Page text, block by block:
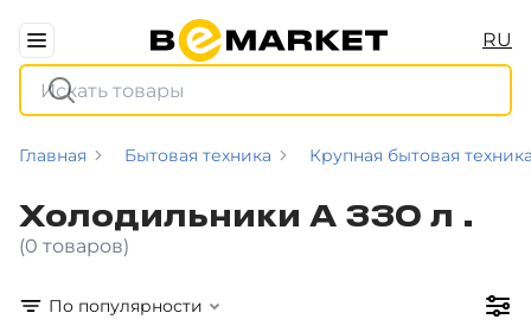
RU
Главная Бытовая техника Крупная бытовая
Холодильники A 330 л .
(0 товаров)
По популярности